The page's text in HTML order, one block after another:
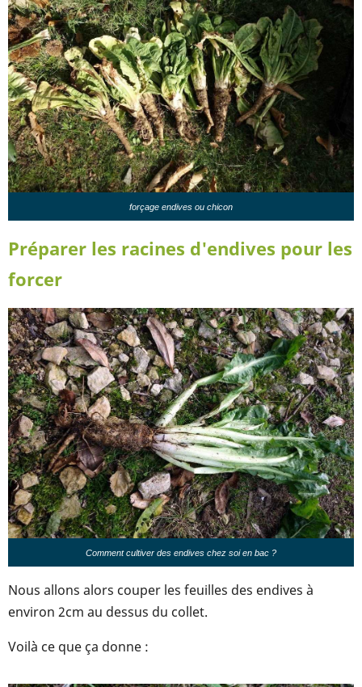
forçage endives ou chicon
Préparer les racines d'endives pour les
forcer
Comment cultiver des endives chez soi en bac ?
Nous allons alors couper les feuilles des endives à
environ 2cm au dessus du collet.
Voilà ce que ça donne :